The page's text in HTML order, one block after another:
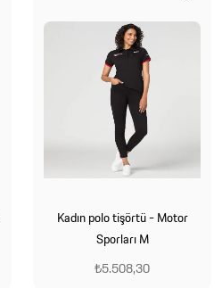
Kadın polo tişörtü - Motor
Sporları M
₺5.508,30